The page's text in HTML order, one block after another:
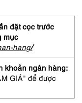
đặt cọc trước
mục
hang/
khoản ngân hàng:
GIÁ" để được